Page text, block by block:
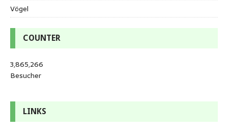
Vögel
COUNTER
3,865,266
Besucher
LINKS